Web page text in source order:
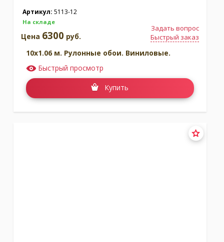
Артикул: 5113-12
На складе
Задать вопрос
Быстрый заказ
Цена 6300 руб.
10x1.06 м. Рулонные обои. Виниловые.
Быстрый просмотр
Купить